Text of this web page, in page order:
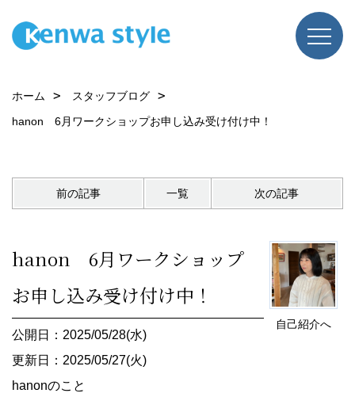
ホーム
スタッフブログ
hanon 6月ワークショップお申し込み受け付け中！
前の記事 一覧 次の記事
自己紹介へ
hanon 6月ワークショップ
お申し込み受け付け中！
公開日：2025/05/28(水)
更新日：2025/05/27(火)
hanonのこと